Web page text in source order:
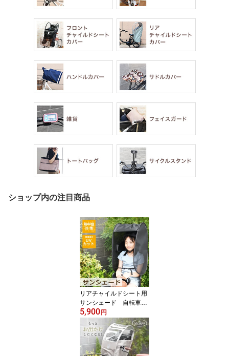
ショップ内の注目商品
リアチャイルドシート用
サンシェード 自転車用
チャイルドシート
5,900 円